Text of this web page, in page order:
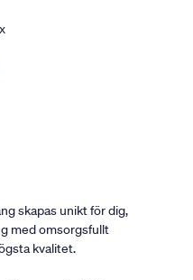
skapas unikt för dig,
med omsorgsfullt
kvalitet.